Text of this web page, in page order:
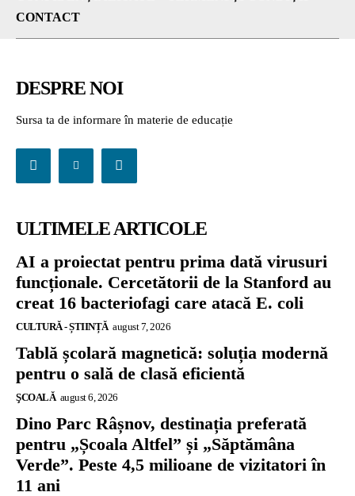
CONTACT
DESPRE NOI
Sursa ta de informare în materie de educație
ULTIMELE ARTICOLE
AI a proiectat pentru prima dată virusuri
funcționale. Cercetătorii de la Stanford au
creat 16 bacteriofagi care atacă E. coli
CULTURĂ - ȘTIINȚĂ august 7, 2026
Tablă școlară magnetică: soluția modernă
pentru o sală de clasă eficientă
ŞCOALĂ august 6, 2026
Dino Parc Râșnov, destinația preferată
pentru „Școala Altfel” și „Săptămâna
Verde”. Peste 4,5 milioane de vizitatori în
11 ani